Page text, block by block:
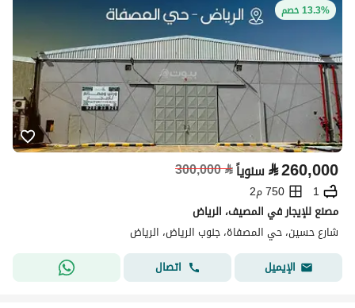
13.3% خصم
⃁260,000 سنوياً⃁
300,000
1
750 م2
مصنع للإيجار في المصيف، الرياض
شارع حسين، حي المصفاة، جنوب الرياض، الرياض
الإيميل
اتصال